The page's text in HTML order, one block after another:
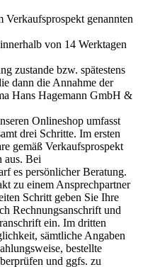
Verkaufsprospekt genannten
von 14 Werktagen
zustande bzw. spätestens
dann die Annahme der
Hans Hagemann GmbH &
Onlineshop umfasst
drei Schritte. Im ersten
gemäß Verkaufsprospekt
aus. Bei
es persönlicher Beratung.
zu einem Ansprechpartner
Schritt geben Sie Ihre
Rechnungsanschrift und
ein. Im dritten
sämtliche Angaben
bestellte
und ggfs. zu